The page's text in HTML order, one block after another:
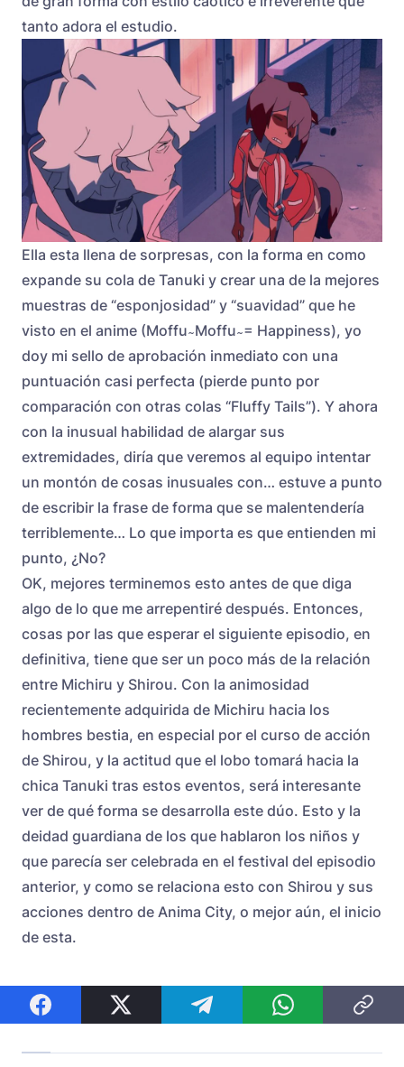
tanto adora el estudio.
Ella esta llena de sorpresas, con la forma en como
expande su cola de Tanuki y crear una de la mejores
muestras de “esponjosidad” y “suavidad” que he
visto en el anime (Moffu ̴ Moffu ̴ = Happiness), yo
doy mi sello de aprobación inmediato con una
puntuación casi perfecta (pierde punto por
comparación con otras colas “Fluffy Tails”). Y ahora
con la inusual habilidad de alargar sus
extremidades, diría que veremos al equipo intentar
un montón de cosas inusuales con… estuve a punto
de escribir la frase de forma que se malentendería
terriblemente… Lo que importa es que entienden mi
punto, ¿No?
OK, mejores terminemos esto antes de que diga
algo de lo que me arrepentiré después. Entonces,
cosas por las que esperar el siguiente episodio, en
definitiva, tiene que ser un poco más de la relación
entre Michiru y Shirou. Con la animosidad
recientemente adquirida de Michiru hacia los
hombres bestia, en especial por el curso de acción
de Shirou, y la actitud que el lobo tomará hacia la
chica Tanuki tras estos eventos, será interesante
ver de qué forma se desarrolla este dúo. Esto y la
deidad guardiana de los que hablaron los niños y
que parecía ser celebrada en el festival del episodio
anterior, y como se relaciona esto con Shirou y sus
acciones dentro de Anima City, o mejor aún, el inicio
de esta.